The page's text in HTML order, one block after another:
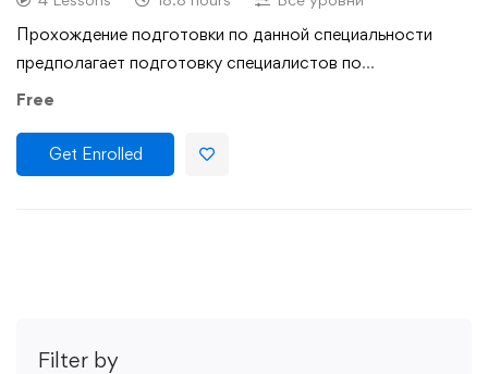
Filter by
Прохождение подготовки по данной специальности
предполагает подготовку специалистов по
техническому …
Free
Get Enrolled